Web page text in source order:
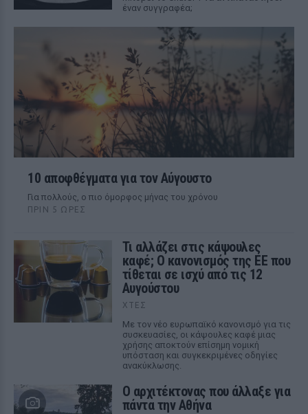
έναν συγγραφέα;
10 αποφθέγματα για τον Αύγουστο
Για πολλούς, ο πιο όμορφος μήνας του χρόνου
ΠΡΙΝ 5 ΏΡΕΣ
Τι αλλάζει στις κάψουλες
καφέ; Ο κανονισμός της ΕΕ που
τίθεται σε ισχύ από τις 12
Αυγούστου
ΧΤΕΣ
Με τον νέο ευρωπαϊκό κανονισμό για τις
συσκευασίες, οι κάψουλες καφέ μιας
χρήσης αποκτούν επίσημη νομική
υπόσταση και συγκεκριμένες οδηγίες
ανακύκλωσης.
Ο αρχιτέκτονας που άλλαξε για
πάντα την Αθήνα